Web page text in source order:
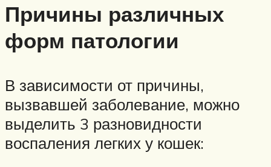
Причины различных
форм патологии
В зависимости от причины,
вызвавшей заболевание, можно
выделить 3 разновидности
воспаления легких у кошек: